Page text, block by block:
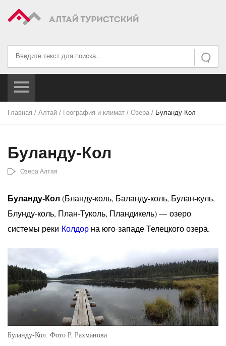
Искать
Искать...
Главная / Алтай / География и климат / Озера / Буланду-Кол
Буланду-Кол
Озера Алтая
Буланду-Кол (Бланду-коль, Баланду-коль, Булан-куль,
Блунду-коль, План-Туколь, Пландикель) — озеро
системы реки Колдор на юго-западе Телецкого озера.
Буланду-Кол. Фото Р. Рахманова